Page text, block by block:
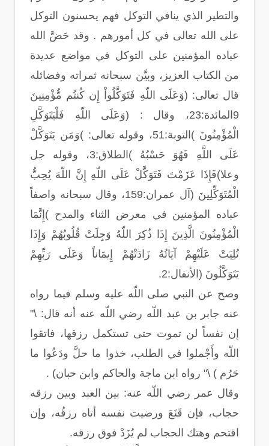
والتطير الذي ينافي التوكل فهم يحسنون التوكل
على الله تعالى في كل أمورهم . وقد حَضَّ الله
عباده المؤمنين على التوكل في مواضع عديدة
من الكتاب العزيز، وبيَّن سبحانه ثمراته وفضائله
قال تعالى: (وَعَلَى اللّهِ فَتَوَكَّلُواْ إِن كُنتُم مُّؤْمِنِينَ
9المائدة:23، وقال : (وَعَلَى اللّهِ فَلْيَتَوَكَّلِ
الْمُؤْمِنُونَ )التوبة:51، وقوله تعالى: )وَمَن يَتَوَكَّلْ
عَلَى اللَّهِ فَهُوَ حَسْبُهُ )الطلاق:3، وقوله جل
وعلا)فَإِذَا عَزَمْتَ فَتَوَكَّلْ عَلَى اللّهِ إِنَّ اللّهَ يُحِبُّ
الْمُتَوَكِّلِينَ (آل عمران:159، وقال سبحانه واصفاً
عباده المؤمنين في معرض الثناء والمدح )إِنَّمَا
الْمُؤْمِنُونَ الَّذِينَ إِذَا ذُكِرَ اللّهُ وَجِلَتْ قُلُوبُهُمْ وَإِذَا
تُلِيَتْ عَلَيْهِمْ آيَاتُهُ زَادَتْهُمْ إِيمَاناً وَعَلَى رَبِّهِمْ
يَتَوَكَّلُونَ (الأنفال:2.
وصح عن النبي صلى اللّه عليه وسلم فيما رواه
عنه جابر بن عبد اللّه رضي اللّه عنه أنه قال: \"
إن نفساً لن تموت حتى تستكمل رزقها، فاتقوا
اللّه وأَجْملوا في الطلب، خذوا ما حلَّ ودَعُوا ما
حَرُم ) \" رواه ابن ماجة والحاكم وابن حبان) .
وقال عمر رضي اللّه عنه: بين العبد وبين رزقه
حجاب، فإن قَنَعَ ورضيت نفسه أتاه رزقُه، وإن
اقتحم وهتك الحجاب لم يُزَدْ فوق رزقه.